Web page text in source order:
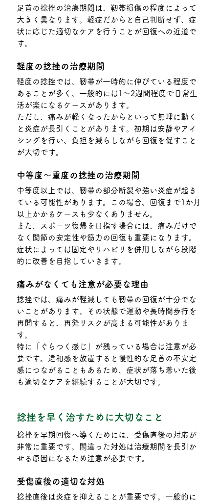
足首の捻挫の治療期間は、靭帯損傷の程度によって
大きく異なります。軽症だからと自己判断せず、症
状に応じた適切なケアを行うことが回復への近道で
す。
軽度の捻挫の治療期間
軽度の捻挫では、靭帯が一時的に伸びている程度で
あることが多く、一般的には1〜2週間程度で日常生
活が楽になるケースがあります。
ただし、痛みが軽くなったからといって無理に動く
と炎症が長引くことがあります。初期は安静やアイ
シングを行い、負担を減らしながら回復を促すこと
が大切です。
中等度〜重度の捻挫の治療期間
中等度以上では、靭帯の部分断裂や強い炎症が起き
ている可能性があります。この場合、回復まで1か月
以上かかるケースも少なくありません。
また、スポーツ復帰を目指す場合には、痛みだけで
なく関節の安定性や筋力の回復も重要になります。
症状によっては固定やリハビリを併用しながら段階
的に改善を目指していきます。
痛みがなくても注意が必要な理由
捻挫では、痛みが軽減しても靭帯の回復が十分でな
いことがあります。その状態で運動や長時間歩行を
再開すると、再発リスクが高まる可能性がありま
す。
特に「ぐらつく感じ」が残っている場合は注意が必
要です。違和感を放置すると慢性的な足首の不安定
感につながることもあるため、症状が落ち着いた後
も適切なケアを継続することが大切です。
捻挫を早く治すために大切なこと
捻挫を早期回復へ導くためには、受傷直後の対応が
非常に重要です。間違った対処は治療期間を長引か
せる原因になるため注意が必要です。
受傷直後の適切な対処
捻挫直後は炎症を抑えることが重要です。一般的に